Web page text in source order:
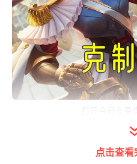
克制：张良、墨子、杨
点击查